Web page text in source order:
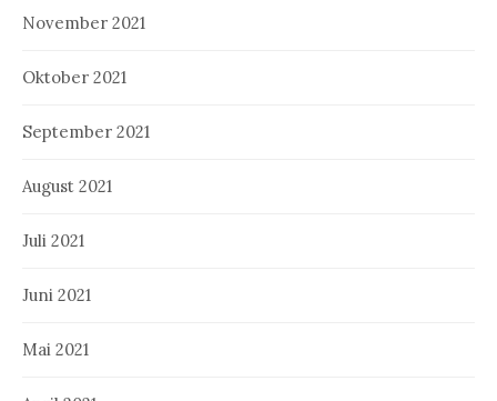
November 2021
Oktober 2021
September 2021
August 2021
Juli 2021
Juni 2021
Mai 2021